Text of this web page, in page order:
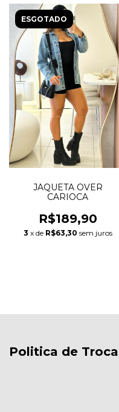
ESGOTADO
JAQUETA OVER
CARIOCA
R$189,90
3 x de R$63,30 sem juros
Politica de